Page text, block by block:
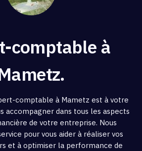
comptable à
comptable à Mametz est à votre
accompagner dans tous les aspects
de votre entreprise. Nous
pour vous aider à réaliser vos
et à optimiser la performance de